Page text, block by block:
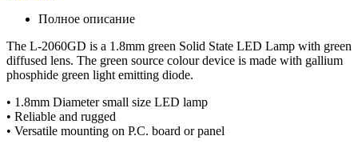
Полное описание
The L-2060GD is a 1.8mm green Solid State LED Lamp with green
diffused lens. The green source colour device is made with gallium
phosphide green light emitting diode.
• 1.8mm Diameter small size LED lamp
• Reliable and rugged
• Versatile mounting on P.C. board or panel